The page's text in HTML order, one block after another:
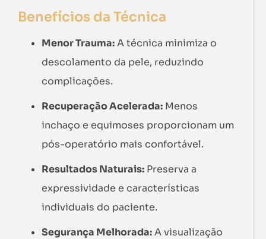
Benefícios da Técnica
Menor Trauma:A técnica minimiza o
descolamento da pele, reduzindo
complicações.
Recuperação Acelerada: Menos
inchaço e equimoses proporcionam um
pós-operatório mais confortável.
Resultados Naturais: Preserva a
expressividade e características
individuais do paciente.
Segurança Melhorada:A visualização